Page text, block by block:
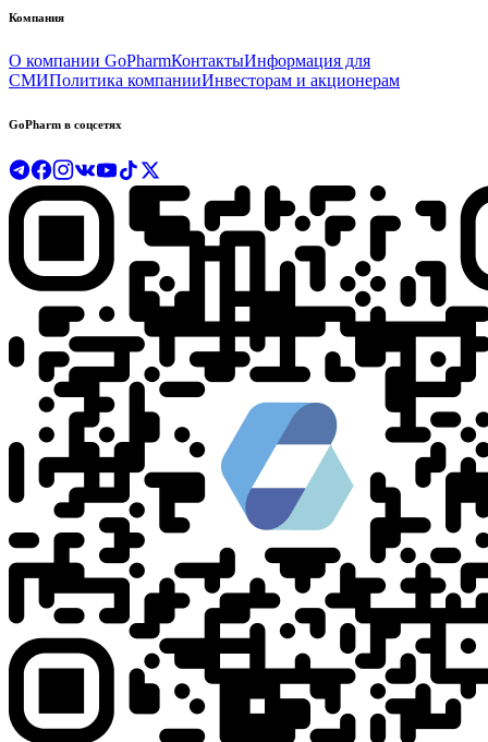
Компания
О компании GoPharmКонтактыИнформация для
СМИПолитика компанииИнвесторам и акционерам
GoPharm в соцсетях